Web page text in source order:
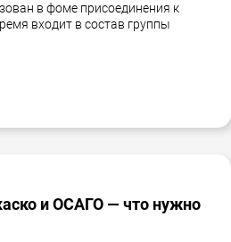
в фоме присоединения к
входит в состав группы
и ОСАГО — что нужно